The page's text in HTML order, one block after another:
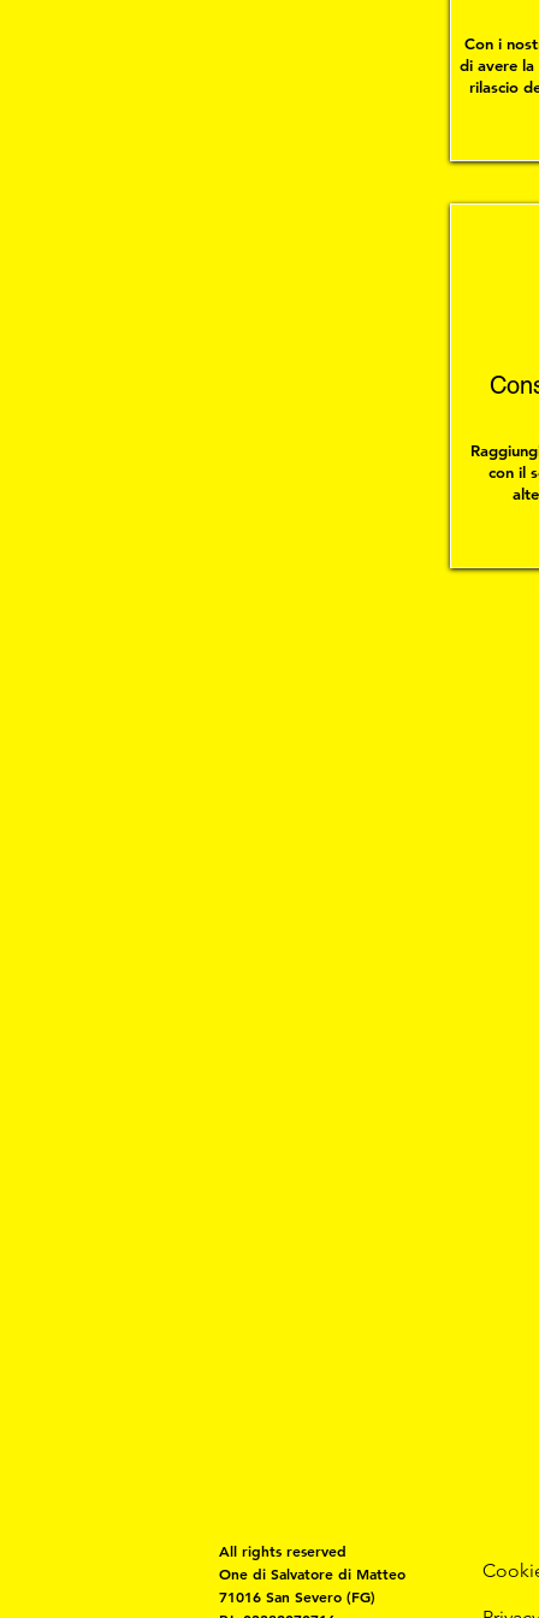
Con i
di avere la
rilascio
con il
All rights reserved
One di Salvatore di Matteo
71016 San Severo (FG)